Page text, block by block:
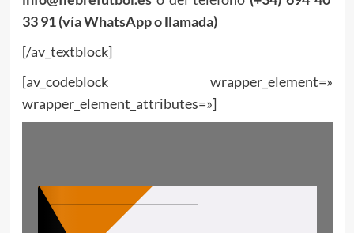
33 91 (vía WhatsApp o llamada)
[/av_textblock]
[av_codeblock wrapper_element=»
wrapper_element_attributes=»]